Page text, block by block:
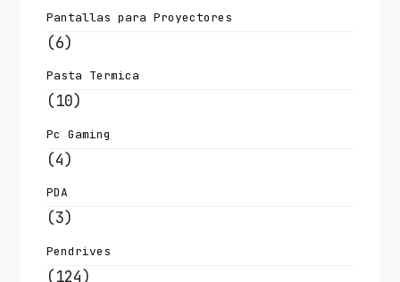
Pantallas para Proyectores
(6)
Pasta Termica
(10)
Pc Gaming
(4)
PDA
(3)
Pendrives
(124)